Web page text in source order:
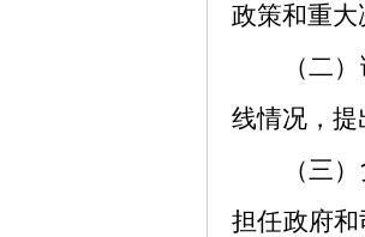
政策和重大
（二
线情况，提
（三
担任政府